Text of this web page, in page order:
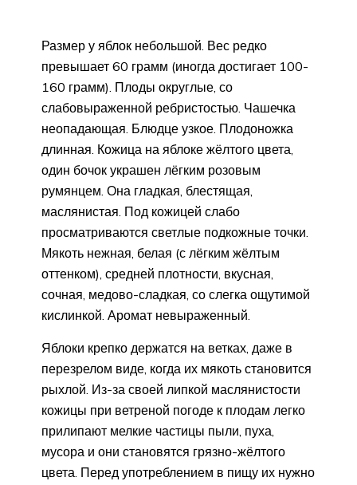
Размер у яблок небольшой. Вес редко
превышает 60 грамм (иногда достигает 100-
160 грамм). Плоды округлые, со
слабовыраженной ребристостью. Чашечка
неопадающая. Блюдце узкое. Плодоножка
длинная. Кожица на яблоке жёлтого цвета,
один бочок украшен лёгким розовым
румянцем. Она гладкая, блестящая,
маслянистая. Под кожицей слабо
просматриваются светлые подкожные точки.
Мякоть нежная, белая (с лёгким жёлтым
оттенком), средней плотности, вкусная,
сочная, медово-сладкая, со слегка ощутимой
кислинкой. Аромат невыраженный.
Яблоки крепко держатся на ветках, даже в
перезрелом виде, когда их мякоть становится
рыхлой. Из-за своей липкой маслянистости
кожицы при ветреной погоде к плодам легко
прилипают мелкие частицы пыли, пуха,
мусора и они становятся грязно-жёлтого
цвета. Перед употреблением в пищу их нужно